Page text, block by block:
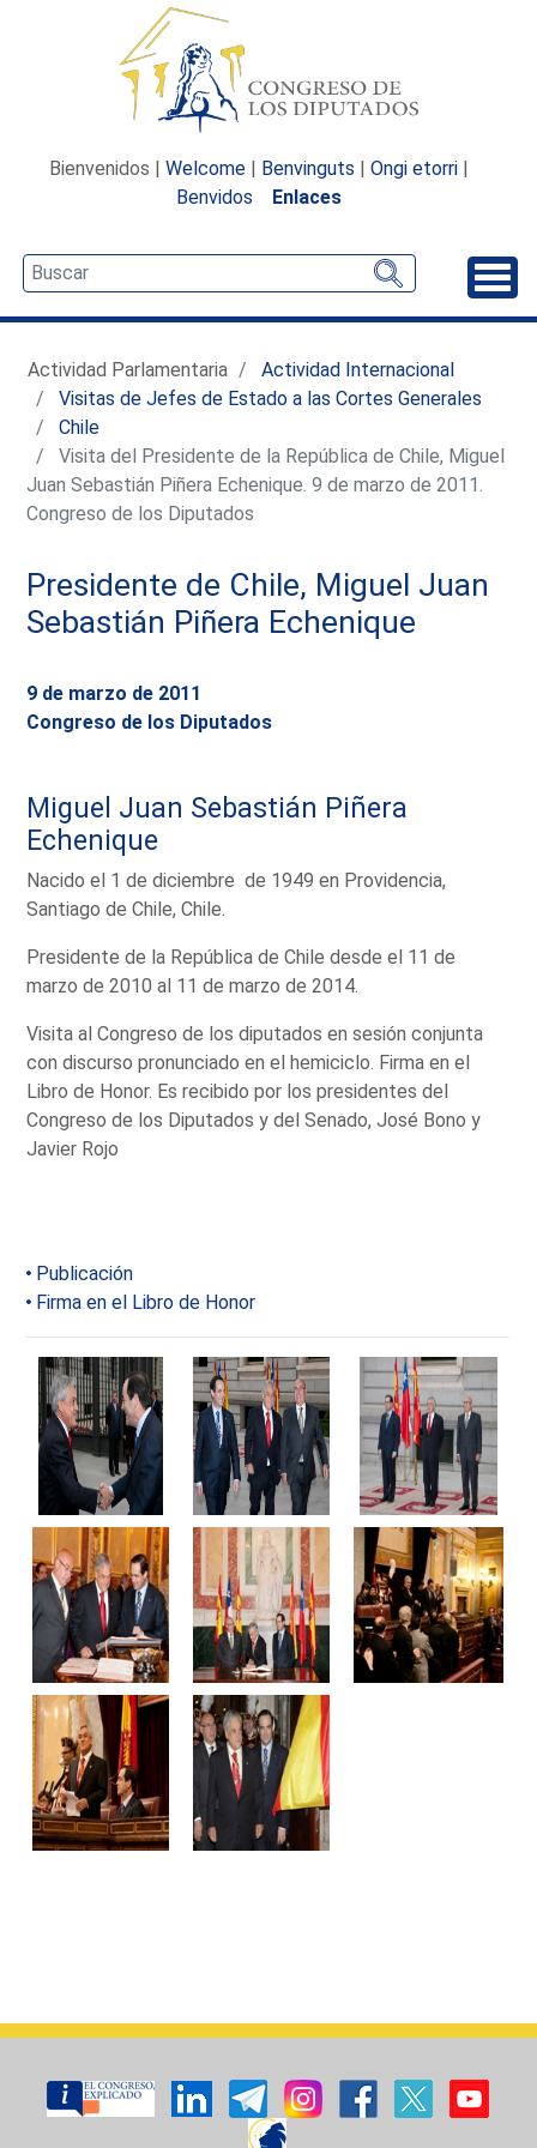
Bienvenidos | Welcome | Benvinguts | Ongi etorri |
Benvidos
Enlaces
Actividad Parlamentaria
Actividad Internacional
Visitas de Jefes de Estado a las Cortes Generales
Chile
Visita del Presidente de la República de Chile, Miguel
Juan Sebastián Piñera Echenique. 9 de marzo de 2011.
Congreso de los Diputados
Presidente de Chile, Miguel Juan
Sebastián Piñera Echenique
9 de marzo de 2011
Congreso de los Diputados
Miguel Juan Sebastián Piñera
Echenique
Nacido el 1 de diciembre de 1949 en Providencia,
Santiago de Chile, Chile.
Presidente de la República de Chile desde el 11 de
marzo de 2010 al 11 de marzo de 2014.
Visita al Congreso de los diputados en sesión conjunta
con discurso pronunciado en el hemiciclo. Firma en el
Libro de Honor. Es recibido por los presidentes del
Congreso de los Diputados y del Senado, José Bono y
Javier Rojo
Publicación
Firma en el Libro de Honor